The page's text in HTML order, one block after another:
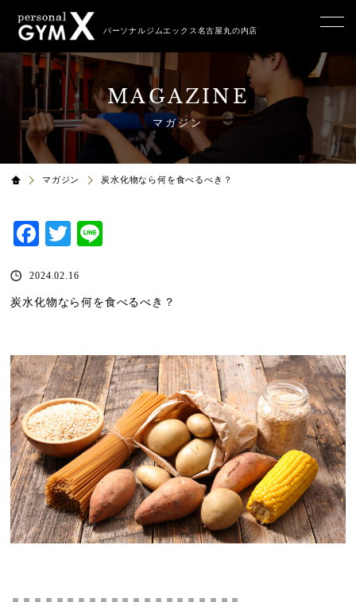
パーソナルジムエックス名古屋丸の内店
MAGAZINE
マガジン
マガジン 炭水化物なら何を食べるべき？
Facebook
Twitter
2024.02.16
炭水化物なら何を食べるべき？
＝＝＝＝＝＝＝＝＝＝＝＝＝＝＝＝＝＝＝＝＝